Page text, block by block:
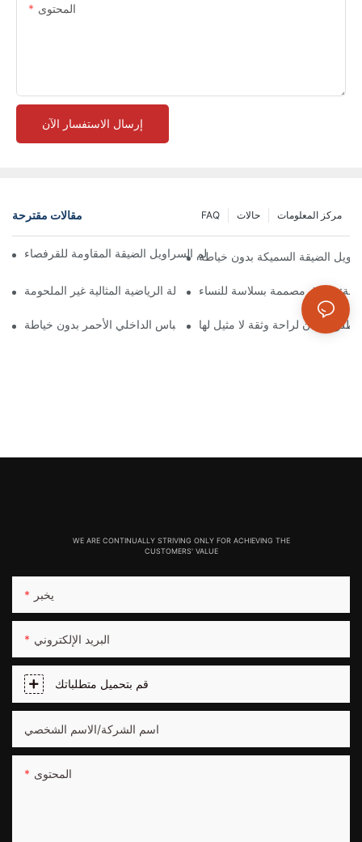
المحتوى
إرسال الاستفسار الآن
مقالات مقترحة مركز المعلومات حالات FAQ
غيّر قواعد اللعبة: استكشاف عالم السراويل الضيقة المقاومة للقرفصاء
الضيقة السميكة بدون خياطة
الدليل النهائي للعثور على طماق الصالة الرياضية المثالية غير الملحومة
طماق مصممة بسلاسة للنساء
أطلق العنان لأسلوبك الجريء مع اللباس الداخلي الأحمر بدون خياطة! العنان لراحة وثقة لا مثيل لها
WE ARE CONTINUALLY STRIVING ONLY FOR ACHIEVING THE
CUSTOMERS' VALUE
يخبر
البريد الإلكتروني
قم بتحميل متطلباتك
اسم الشركة/الاسم الشخصي
المحتوى